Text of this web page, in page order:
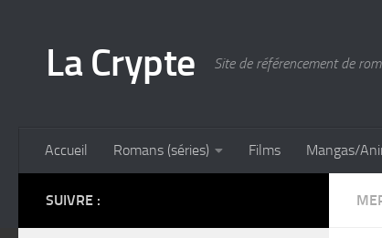
La Crypte Site de référencement de
Accueil Romans (séries) Films Mangas/
SUIVRE :